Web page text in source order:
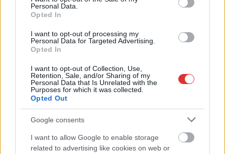
Personal Data.
Opted In
I want to opt-out of processing my
Personal Data for Targeted Advertising.
Opted In
I want to opt-out of Collection, Use,
Retention, Sale, and/or Sharing of my
Personal Data that Is Unrelated with the
Purposes for which it was collected.
Opted Out
Google consents
I want to allow Google to enable storage
related to advertising like cookies on web or
Külföld autósok
Az autósok rémálma elevenedett meg
Mezőtúrnál – a fedélzeti kamera pedig
rögzítette
2024.12.05. Kiss Lajos
Törökszentmiklós és
Mezőtúr között
megfagyott az autós
ereiben a vér, mert 90-